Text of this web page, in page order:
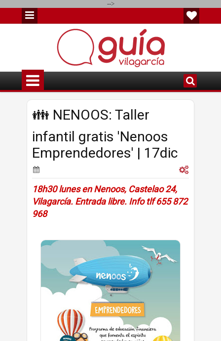
-->
👪 NENOOS: Taller
infantil gratis 'Nenoos
Emprendedores' | 17dic
18h30 lunes en Nenoos, Castelao 24,
Vilagarcía. Entrada libre. Info tlf 655 872
968